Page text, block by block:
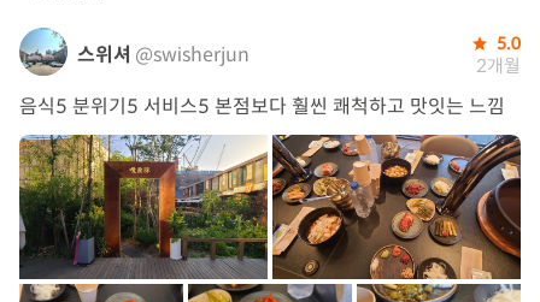
스위셔 @swisherjun 5.0
2개월
음식5 분위기5 서비스5 본점보다 훨씬 쾌척하고 맛잇는 느낌